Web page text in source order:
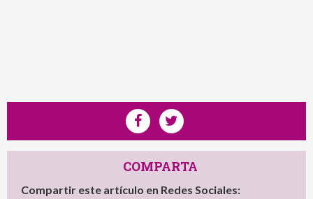
COMPARTA
Compartir este artículo en Redes Sociales: